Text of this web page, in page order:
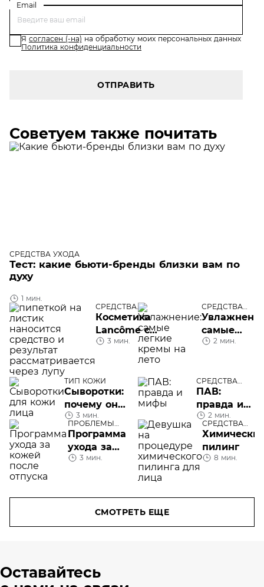
Email
Я согласен (-на) на обработку моих персональных данных
Политика конфиденциальности
ОТПРАВИТЬ
Советуем также почитать
СРЕДСТВА УХОДА
Тест: какие бьюти-бренды близки вам по
духу
1 мин.
СРЕДСТВА
УХОДА
Косметика
Lancôme с
витаминами
3 мин.
СРЕДСТВА
УХОДА
самые
легкие
2 мин.
ТИП КОЖИ
Сыворотки:
почему они
необходимы
и чем
отличаются
3 мин.
СРЕДСТВА
УХОДА
ПАВ:
правда и
мифы
2 мин.
ПРОБЛЕМЫ
КОЖИ ЛИЦА
Программа
ухода за
кожей
3 мин.
СРЕДСТВА
УХОДА
пилинг
8 мин.
СМОТРЕТЬ ЕЩЕ
Оставайтесь